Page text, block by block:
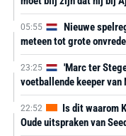
05:55
Nieuwe
meteen tot grote
23:25
'Marc ter
voetballende keeper van
22:52
Is dit waarom
Oude uitspraken van